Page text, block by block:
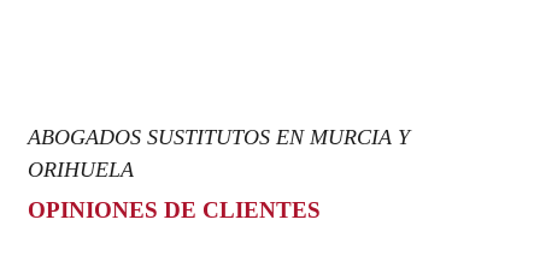
ABOGADOS SUSTITUTOS EN MURCIA Y
ORIHUELA
OPINIONES DE CLIENTES